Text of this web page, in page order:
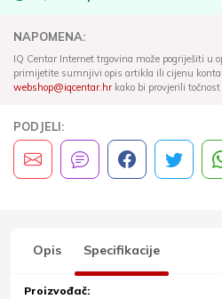
NAPOMENA:
IQ Centar Internet trgovina može pogriješiti u
primijetite sumnjivi opis artikla ili cijenu
webshop@iqcentar.hrkako bi provjerili točnost
PODJELI:
Opis Specifikacije
Proizvođač: